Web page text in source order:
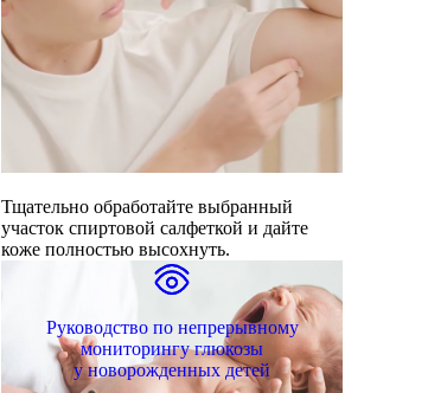
Тщательно обработайте выбранный
участок спиртовой салфеткой и дайте
коже полностью высохнуть.
Руководство по непрерывному
мониторингу глюкозы
у новорожденных детей